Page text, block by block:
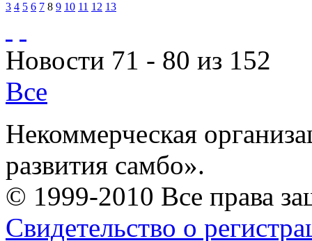
3 4 5 6 7 8 9 10 11 12 13
Новости 71 - 80 из 152
Все
Некоммерческая
развития самбо».
© 1999-2010 Все права
Свидетельство о